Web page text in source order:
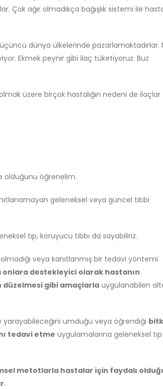
ağır olmadıkça bağışlık sistemi ile
dünya ülkelerinde pazarlamaktadırlar.
Ekmek peynir gibi ilaç tüketiyoruz. Buz
üzere birçok hastalığın nedeni de ilaçlar
olduğunu öğrenelim.
geleneksel veya güncel tıbbi
tıp, koruyucu tıbbı da sayabiliriz.
veya kanıtlanmış bir tedavi yöntemi
onlara destekleyici olarak hastanın
düzelmesi gibi amaçlarla uygulanabilen
yarayabileceğini umduğu veya öğrendiği
tedavi etme uygulamalarına geleneksel tıp
metotlarla hastalar için faydalı
.
Hürriyetin
2026
Felsefi Manifesto
Kadar Uzanır?